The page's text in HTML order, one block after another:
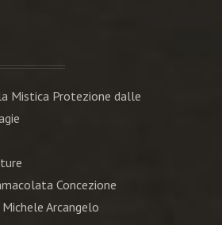
Mistica Protezione dalle
Concezione
Arcangelo